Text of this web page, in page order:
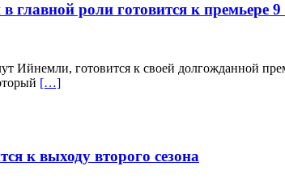
роли готовится к премьере 9
Ийнемли, готовится к своей долгожданной
[…]
к выходу второго сезона